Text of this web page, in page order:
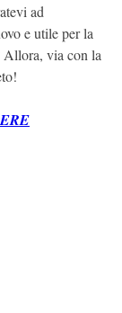
ad
e utile per la
Allora, via con la